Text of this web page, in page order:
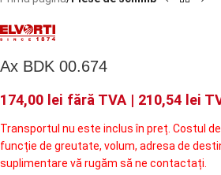
Ax BDK 00.674
174,00 lei fără TVA | 210,54 lei
Transportul nu este inclus în preț. Costul
funcție de greutate, volum, adresa de
suplimentare vă rugăm să ne contactați.